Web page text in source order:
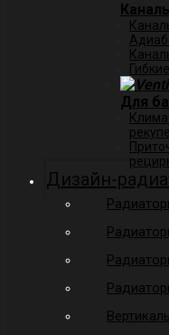
Для
Дизайн-